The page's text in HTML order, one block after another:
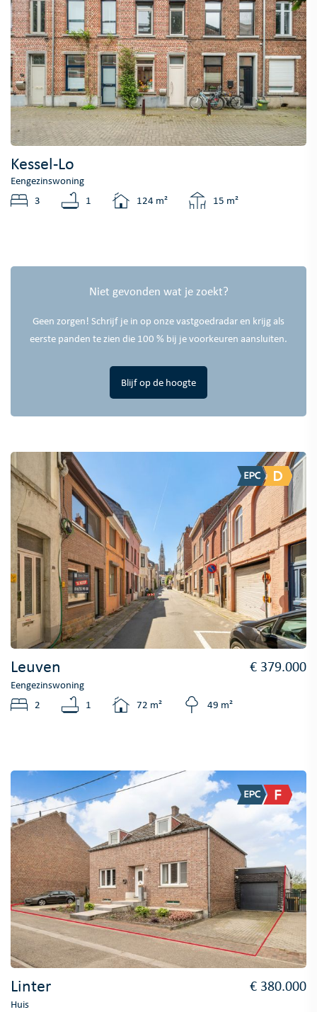
Kessel-Lo
Eengezinswoning
3
1 124 m² 15 m²
Niet gevonden wat je zoekt?
Geen zorgen! Schrijf je in op onze vastgoedradar en krijg als
eerste panden te zien die 100 % bij je voorkeuren aansluiten.
Blijf op de hoogte
Leuven € 379.000
Eengezinswoning
2
1 72 m² 49 m²
Linter € 380.000
Huis